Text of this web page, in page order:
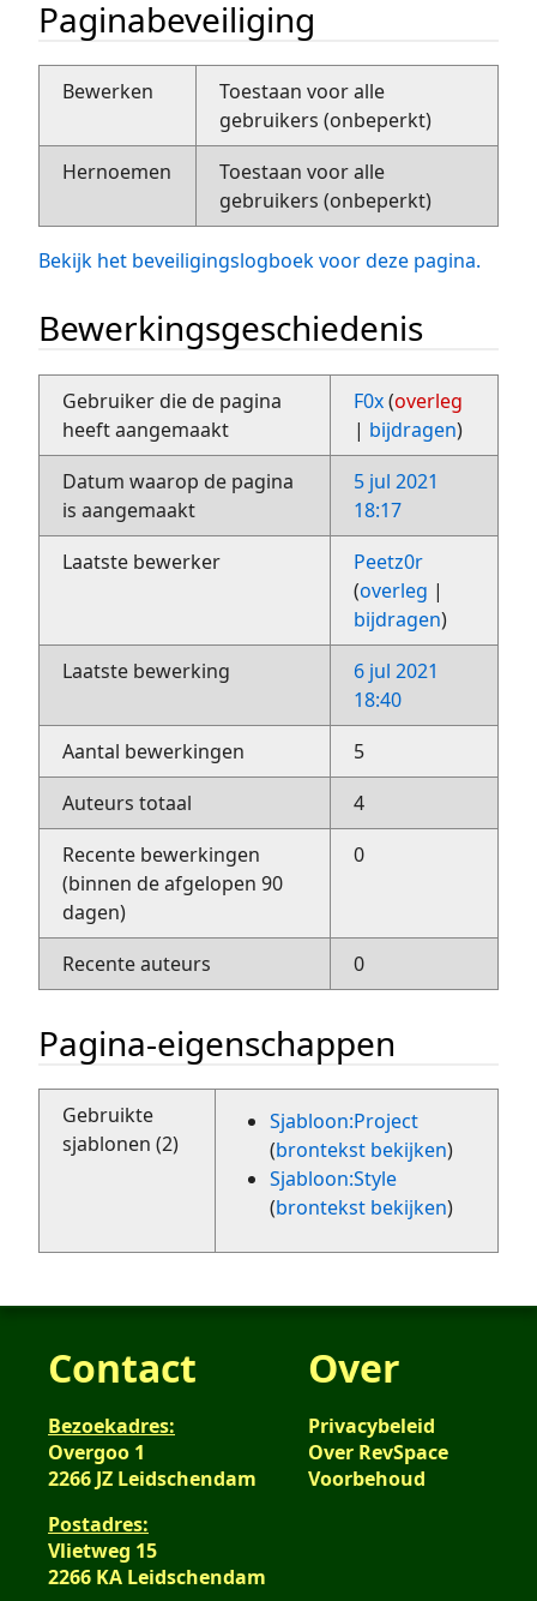
Paginabeveiliging
Bewerken
Toestaan voor alle
gebruikers (onbeperkt)
Hernoemen
Toestaan voor alle
gebruikers (onbeperkt)
Bekijk het beveiligingslogboek voor deze pagina.
Bewerkingsgeschiedenis
Gebruiker die de pagina
heeft aangemaakt
F0x(overleg
| bijdragen)
Datum waarop de pagina
is aangemaakt
5 jul 2021
18:17
Laatste bewerker
Peetz0r
(overleg |
bijdragen)
Laatste bewerking
6 jul 2021
18:40
Aantal bewerkingen
5
Auteurs totaal
4
Recente bewerkingen
(binnen de afgelopen 90
dagen)
0
Recente auteurs 0
Pagina-eigenschappen
Gebruikte
sjablonen (2)
Sjabloon:Project
(brontekst bekijken)
Sjabloon:Style
(brontekst bekijken)
Contact
Bezoekadres:
Overgoo 1
2266 JZ Leidschendam
Postadres:
Vlietweg 15
2266 KA Leidschendam
Over
Privacybeleid
Over RevSpace
Voorbehoud